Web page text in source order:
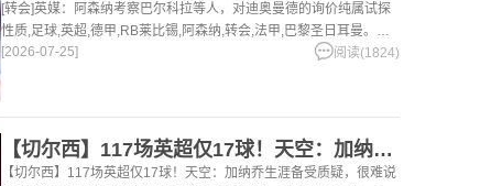
[转会]英媒：阿森纳考察巴尔科拉等人，对迪奥曼德的询价纯属试探
性质,足球,英超,德甲,RB莱比锡,阿森纳,转会,法甲,巴黎圣日耳曼。欢
迎收藏本站，24小时为你更新最新的足球，篮球体育资讯。
[2026-07-25] 阅读(1824)
【切尔西】117场英超仅17球！天空：加纳乔生涯备受质疑，很
【切尔西】117场英超仅17球！天空：加纳乔生涯备受质疑，很难说